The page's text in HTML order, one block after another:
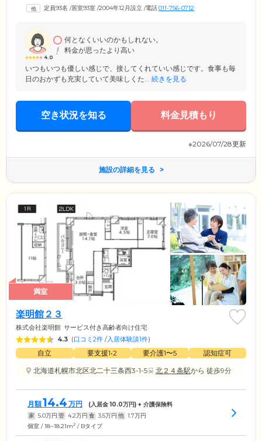
娯楽など多彩なレクリエーションもご用意しております。「もうひとつ
定員93名 /居室93室 /2004年12月設立 /電話011-756-0712
4.0
何となくいいのかもしれない。
料金が思ったより高い
いつもいつも優しい感じで、接してくれていい感じです。食事も毎
日のおかずも充実していて美味しくた... 続きを見る
空き状況を知る 料金見積もり
※2026/07/28更新
施設の詳細を見る
満室
楽明館２３
株式会社楽明館 サービス付き高齢者向け住宅
4.3 (口コミ2件 /入居体験談1件)
自立 要支援1•2 要介護1〜5
認知症可
北海道札幌市北区北二十三条西3-1-5
北２４条駅から 徒歩9分
月額14.4 万円 (入居金10.0万円) + 介護保険料
家 5.0万円 管 4.2万円 食 3.5万円 他 1.7万円
個室 / 18~18.21m2 / Bタイプ